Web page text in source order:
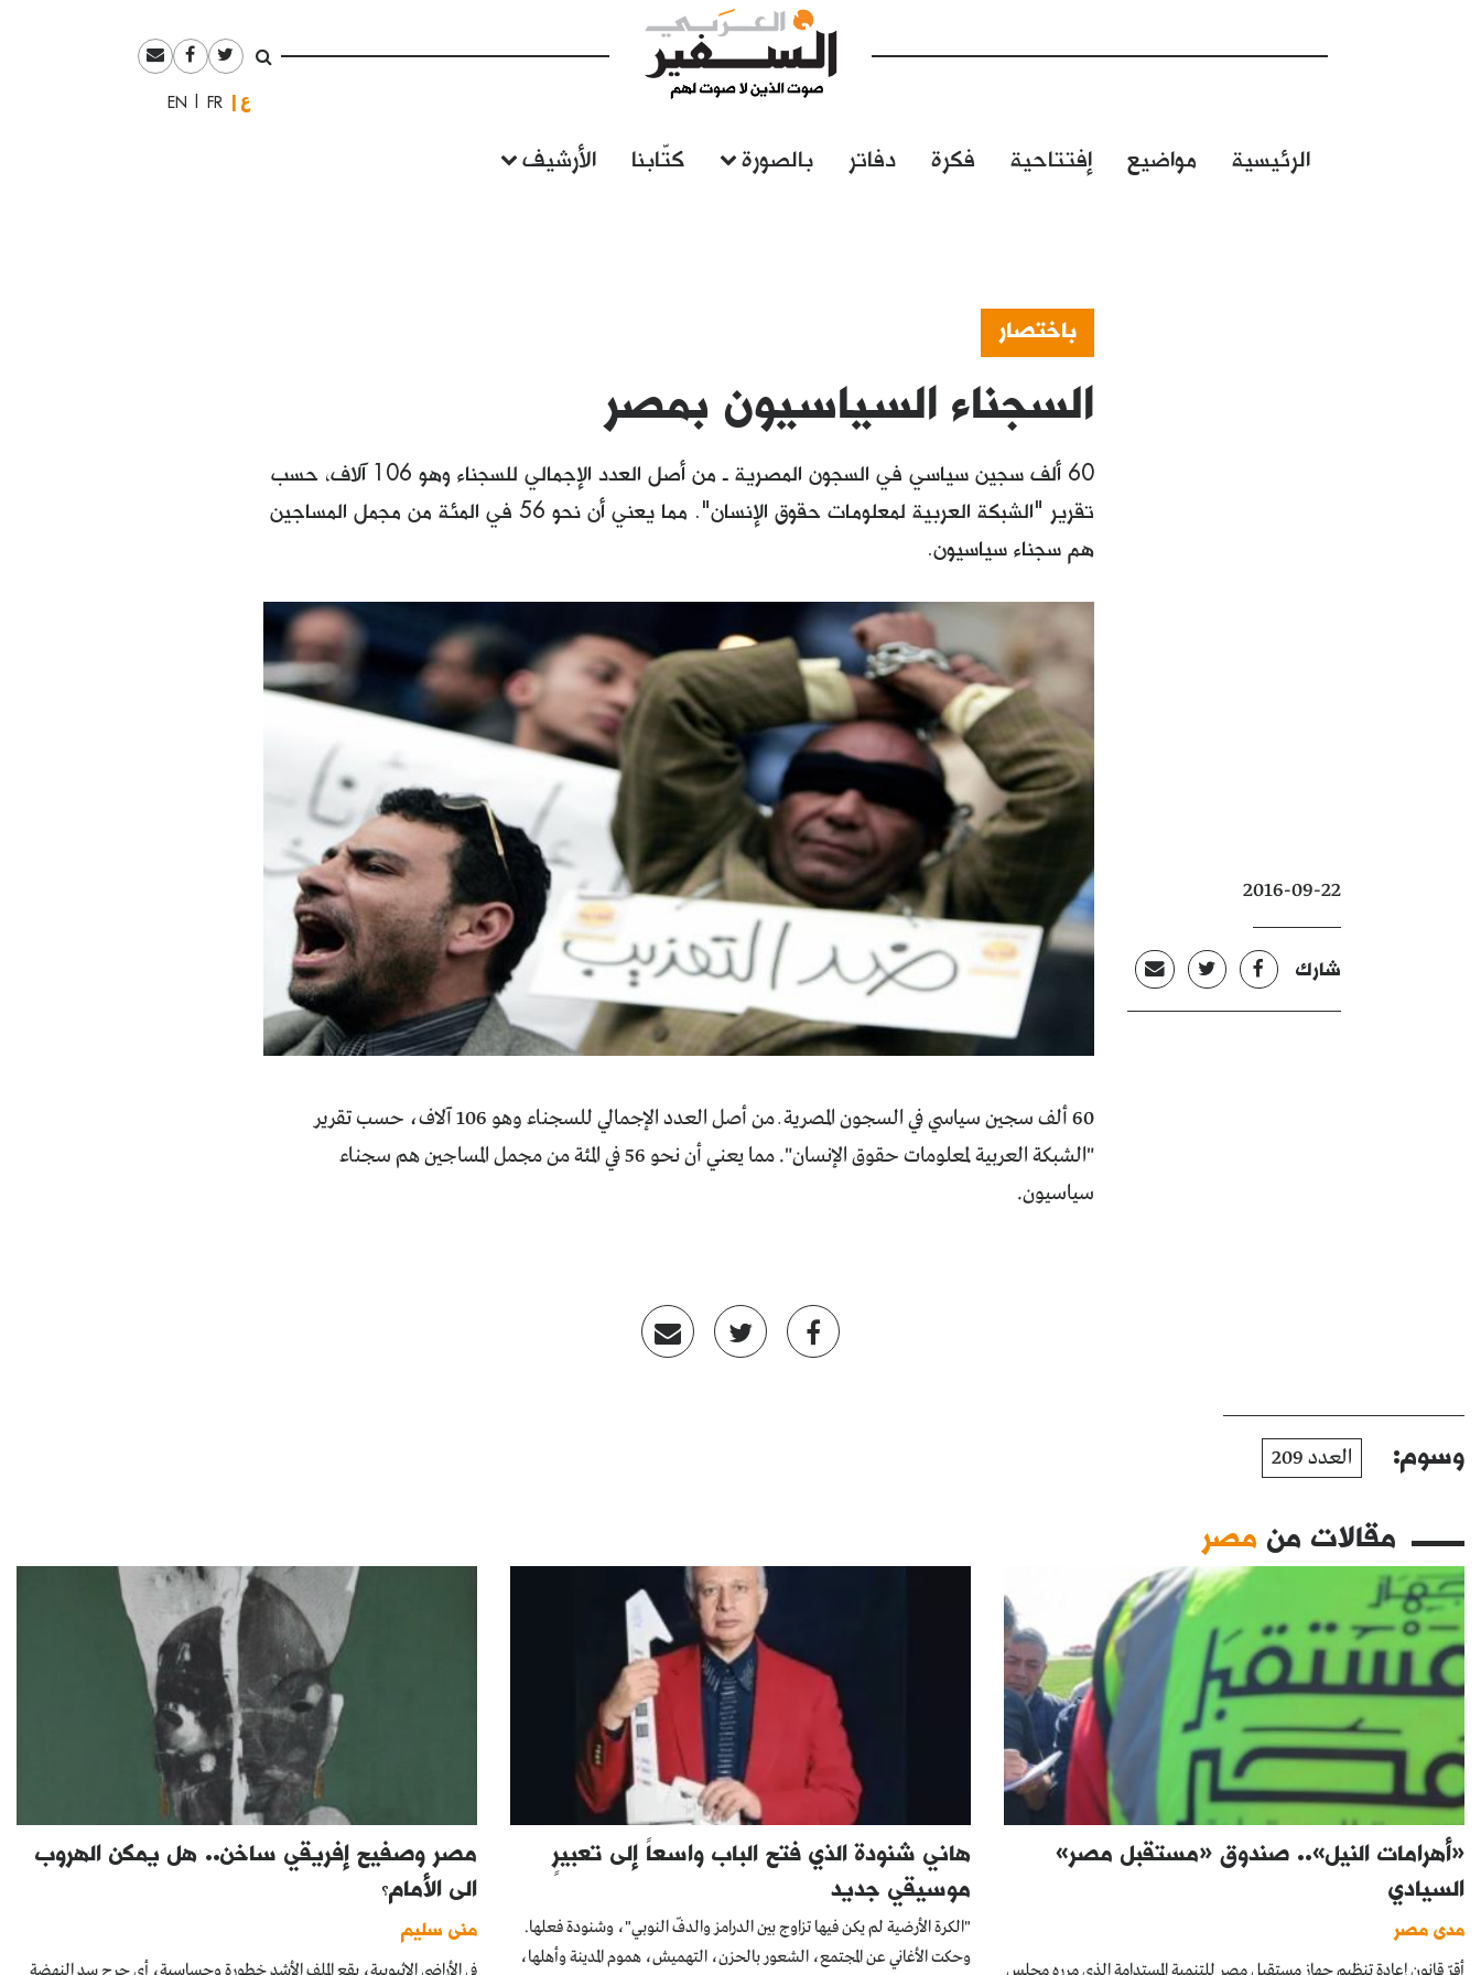
العربيةFrançais
English
الرئيسية مواضيع إفتتاحية فكرة دفاتر بالصورة كتّابنا الأرشيف
باختصار
السجناء السياسيون بمصر
60 ألف سجين سياسي في السجون المصرية ـ من أصل العدد الإجمالي للسجناء وهو 106 آلاف، حسب
تقرير "الشبكة العربية لمعلومات حقوق الإنسان". مما يعني أن نحو 56 في المئة من مجمل المساجين
هم سجناء سياسيون.
2016-09-22
شارك
60 ألف سجين سياسي في السجون المصرية ـ من أصل العدد الإجمالي للسجناء وهو 106 آلاف، حسب تقرير
"الشبكة العربية لمعلومات حقوق الإنسان". مما يعني أن نحو 56 في المئة من مجمل المساجين هم سجناء
سياسيون.
وسوم: العدد 209
مقالات من مصر
«أهرامات النيل».. صندوق «مستقبل مصر»
السيادي
مدى مصر
هاني شنودة الذي فتح الباب واسعاً إلى تعبيرٍ
موسيقي جديد
"الكرة الأرضية لم يكن فيها تزاوج بين الدرامز والدفّ النوبي"، وشنودة فعلها.
وحكت الأغاني عن المجتمع، الشعور بالحزن، التهميش، هموم المدينة وأهلها،
مصر وصفيح إفريقي ساخن.. هل يمكن الهروب
الى الأمام؟
منى سليم